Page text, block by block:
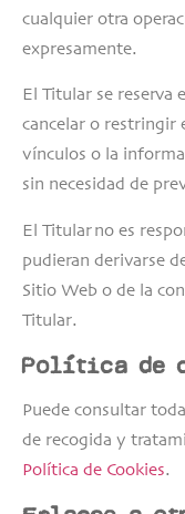
cualquier otra
expresamente.
El Titular se reserva
cancelar o restringir
vínculos o la
sin necesidad de
El Titular no es
pudieran derivarse
Sitio Web o de la
Titular.
Política de
Puede consultar
de recogida y
Política de Cookies.